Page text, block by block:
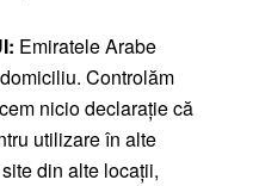
Emiratele Arabe
Controlăm
nicio declarație că
utilizare în alte
din alte locații,